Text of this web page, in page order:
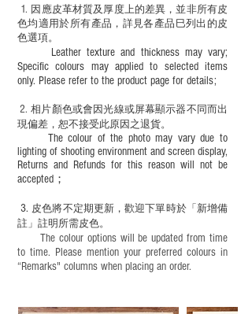
必須由成年人陪同下使用並應小心處理。
1. ​ 因應皮革材質及厚度上的差異，並非所有皮
色均適用於所有產品，詳見各產品巳列出的皮
色選項。
Leather texture and thickness may vary;
Specific colours may applied to selected items
only. Please refer to the product page for details;
​2.相片顏色或會因光線或屏幕顯示器不同而出
現偏差，恕不接受此原因之退貨。
The colour of the photo may vary due to
lighting of shooting environment and screen display,
Returns and Refunds for this reason will not be
accepted；
3. 皮色將不定期更新，歡迎下單時於「新增備
註」註明 所需皮色。
The colour options will be updated from time
to time. Please mention your preferred colours in
“Remarks" columns when placing an order.